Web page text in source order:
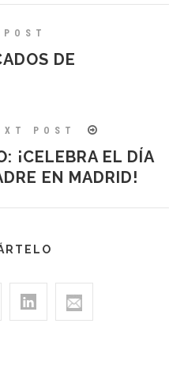
DE
POST
¡CELEBRA EL DÍA
EN MADRID!